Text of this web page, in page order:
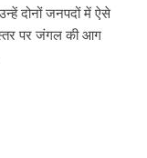
दोनों जनपदों में ऐसे
स्तर पर जंगल की आग